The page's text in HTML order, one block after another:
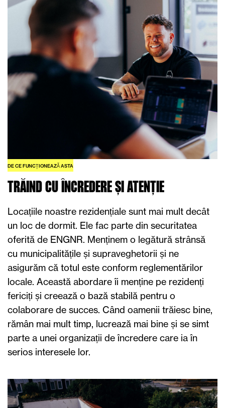
DE CE FUNCȚIONEAZĂ ASTA
TRĂIND CU ÎNCREDERE ȘI ATENȚIE
Locațiile noastre rezidențiale sunt mai mult decât
un loc de dormit. Ele fac parte din securitatea
oferită de ENGNR. Menținem o legătură strânsă
cu municipalitățile și supraveghetorii și ne
asigurăm că totul este conform reglementărilor
locale. Această abordare îi menține pe rezidenți
fericiți și creează o bază stabilă pentru o
colaborare de succes. Când oamenii trăiesc bine,
rămân mai mult timp, lucrează mai bine și se simt
parte a unei organizații de încredere care ia în
serios interesele lor.